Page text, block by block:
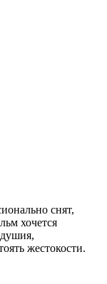
снят,
хочется
жестокости.